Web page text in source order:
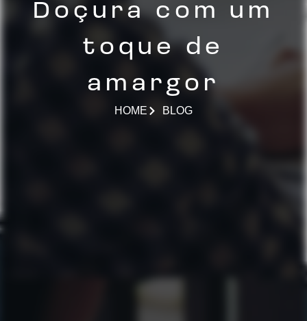
Doçura com um
toque de
amargor
HOME BLOG